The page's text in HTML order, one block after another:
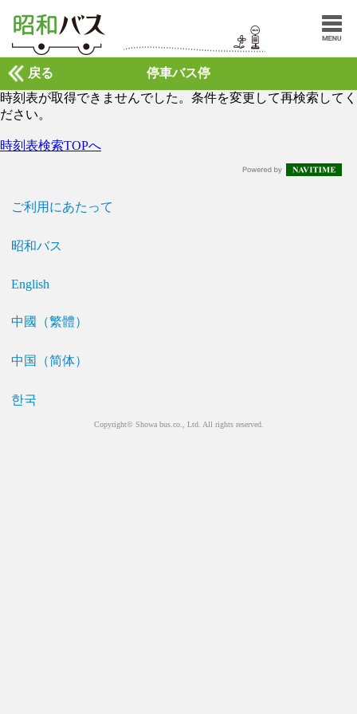
停車バス停
戻る
時刻表が取得できませんでした。条件を変更して再検索してく
ださい。
時刻表検索TOPへ
ご利用にあたって
昭和バス
English
中國（繁體）
中国（简体）
한국
Copyright© Showa bus.co., Ltd. All rights reserved.